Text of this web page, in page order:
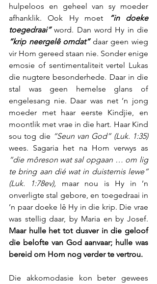
hulpeloos en geheel van sy moeder
afhanklik. Ook Hy moet
“in doeke
toegedraai”
“krip neergelê omdat” daar geen wieg
vir Hom gereed staan nie. Sonder enige
emosie of sentimentaliteit vertel Lukas
die nugtere besonderhede. Daar in die
stal was geen hemelse glans of
engelesang nie. Daar was net ’n jong
moeder met haar eerste Kindjie, en
moontlik met vrae in die hart. Haar Kind
sou tog die “Seun van God” (Luk. 1:35)
“die môreson wat sal opgaan … om lig
te bring aan dié wat in duisternis lewe”
(Luk. 1:78ev), maar nou is Hy in ’n
onverligte stal gebore, en toegedraai in
’n paar doeke lê Hy in die krip. Die vrae
Maar hulle het tot dusver in die geloof
die belofte van God aanvaar; hulle was
bereid om Hom nog verder te vertrou.
Die akkomodasie kon beter gewees